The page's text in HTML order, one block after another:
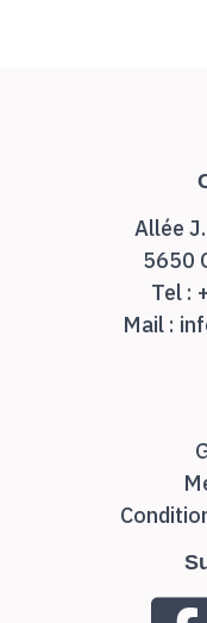
Allée
5650
Tel :
Mail :